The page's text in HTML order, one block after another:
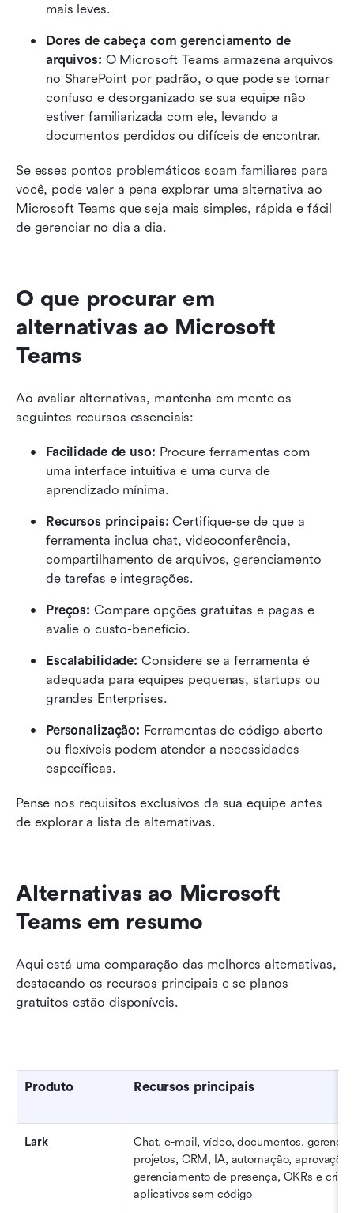
mais leves.
Dores de cabeça com gerenciamento de
arquivos: O Microsoft Teams armazena arquivos
no SharePoint por padrão, o que pode se tornar
confuso e desorganizado se sua equipe não
estiver familiarizada com ele, levando a
documentos perdidos ou difíceis de encontrar.
Se esses pontos problemáticos soam familiares para
você, pode valer a pena explorar uma alternativa ao
Microsoft Teams que seja mais simples, rápida e fácil
de gerenciar no dia a dia.
O que procurar em
alternativas ao Microsoft
Teams
Ao avaliar alternativas, mantenha em mente os
seguintes recursos essenciais:
Facilidade de uso: Procure ferramentas com
uma interface intuitiva e uma curva de
aprendizado mínima.
Recursos principais: Certifique-se de que a
ferramenta inclua chat, videoconferência,
compartilhamento de arquivos, gerenciamento
de tarefas e integrações.
Preços: Compare opções gratuitas e pagas e
avalie o custo-benefício.
Escalabilidade: Considere se a ferramenta é
adequada para equipes pequenas, startups ou
grandes Enterprises.
Personalização: Ferramentas de código aberto
ou flexíveis podem atender a necessidades
específicas.
Pense nos requisitos exclusivos da sua equipe antes
de explorar a lista de alternativas.
Alternativas ao Microsoft
Teams em resumo
Aqui está uma comparação das melhores alternativas,
destacando os recursos principais e se planos
gratuitos estão disponíveis.
Produto Recursos principais
Lark
Chat, e-mail, vídeo, documentos,
projetos, CRM, IA, automação,
gerenciamento de presença, OKRs e
aplicativos sem código